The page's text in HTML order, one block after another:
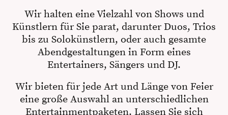
Wir halten eine Vielzahl von Shows und
Künstlern für Sie parat, darunter Duos, Trios
bis zu Solokünstlern, oder auch gesamte
Abendgestaltungen in Form eines
Entertainers, Sängers und DJ.
Wir bieten für jede Art und Länge von Feier
eine große Auswahl an unterschiedlichen
Entertainmentpaketen. Lassen Sie sich